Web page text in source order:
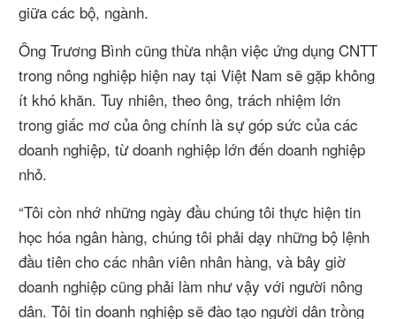
giữa các bộ, ngành.
Ông Trương Bình cũng thừa nhận việc ứng dụng CNTT
trong nông nghiệp hiện nay tại Việt Nam sẽ gặp không
ít khó khăn. Tuy nhiên, theo ông, trách nhiệm lớn
trong giấc mơ của ông chính là sự góp sức của các
doanh nghiệp, từ doanh nghiệp lớn đến doanh nghiệp
nhỏ.
“Tôi còn nhớ những ngày đầu chúng tôi thực hiện tin
học hóa ngân hàng, chúng tôi phải dạy những bộ lệnh
đầu tiên cho các nhân viên nhân hàng, và bây giờ
doanh nghiệp cũng phải làm như vậy với người nông
dân. Tôi tin doanh nghiệp sẽ đào tạo người dân trồng